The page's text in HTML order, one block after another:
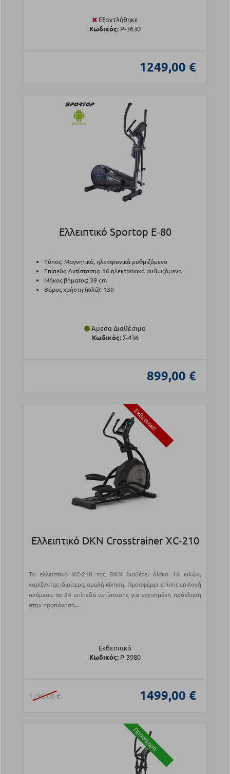
Εξαντλήθηκε
Κωδικός: Ρ-3630
1249,00 €
Ελλειπτικό Sportop E‑80
Τύπος: Μαγνητικό, ηλεκτρονικά ρυθμιζόμενο
Επίπεδα Αντίστασης: 16 ηλεκτρονικά ρυθμιζόμενα
Μήκος βήματος: 39 cm
Βάρος χρήστη (κιλά): 130
Άμεσα Διαθέσιμο
Κωδικός:Σ-436
899,00 €
Εκθεσιακό
Ελλειπτικό DKN Crosstrainer XC‑210
Το ελλειπτικό XC-210 της DKN διαθέτει δίσκο 16 κιλών,
χαρίζοντας ιδιαίτερα ομαλή κίνηση. Προσφέρει επίσης επιλογή
ανάμεσα σε 24 επίπεδα αντίστασης για εγγυημένη πρόκληση
στην προπόνησή...
Εκθεσιακό
Κωδικός: Ρ-3980
1795,00 € 1499,00 €
Προσφορά